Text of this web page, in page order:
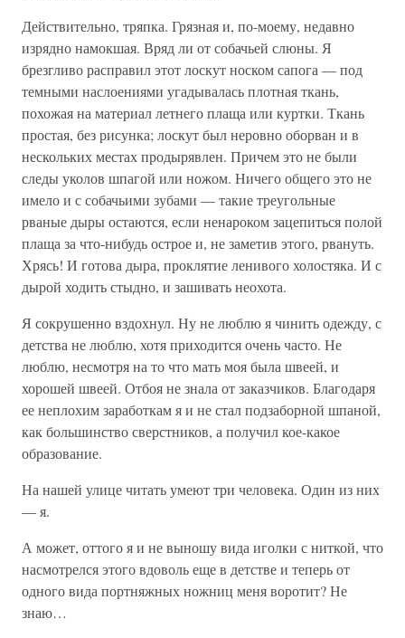
Действительно, тряпка. Грязная и, по-моему, недавно
изрядно намокшая. Вряд ли от собачьей слюны. Я
брезгливо расправил этот лоскут носком сапога — под
темными наслоениями угадывалась плотная ткань,
похожая на материал летнего плаща или куртки. Ткань
простая, без рисунка; лоскут был неровно оборван и в
нескольких местах продырявлен. Причем это не были
следы уколов шпагой или ножом. Ничего общего это не
имело и с собачьими зубами — такие треугольные
рваные дыры остаются, если ненароком зацепиться полой
плаща за что-нибудь острое и, не заметив этого, рвануть.
Хрясь! И готова дыра, проклятие ленивого холостяка. И с
дырой ходить стыдно, и зашивать неохота.
Я сокрушенно вздохнул. Ну не люблю я чинить одежду, с
детства не люблю, хотя приходится очень часто. Не
люблю, несмотря на то что мать моя была швеей, и
хорошей швеей. Отбоя не знала от заказчиков. Благодаря
ее неплохим заработкам я и не стал подзаборной шпаной,
как большинство сверстников, а получил кое-какое
образование.
На нашей улице читать умеют три человека. Один из них
— я.
А может, оттого я и не выношу вида иголки с ниткой, что
насмотрелся этого вдоволь еще в детстве и теперь от
одного вида портняжных ножниц меня воротит? Не
знаю…